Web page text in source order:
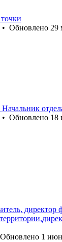
• Обновлено 29
• Обновлено 18
директор
Обновлено 1